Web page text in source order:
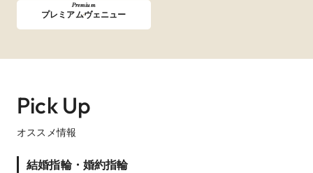
Premium
プレミアムヴェニュー
Pick Up
オススメ情報
結婚指輪・婚約指輪